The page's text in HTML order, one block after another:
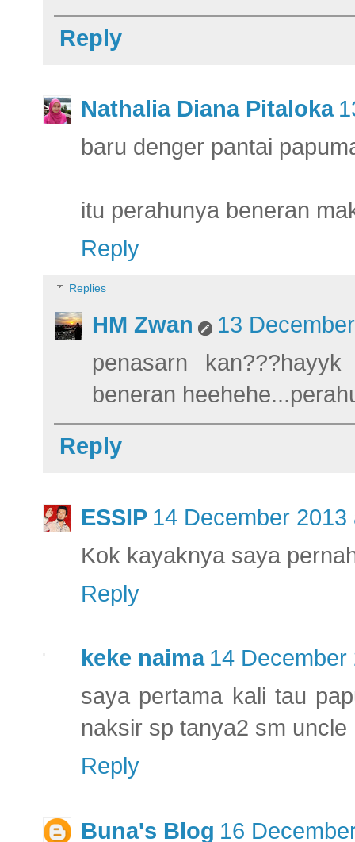
Reply
Nathalia Diana Pitaloka
baru denger pantai
itu perahunya beneran
Reply
Replies
HM Zwan
13
penasarn
beneran
Reply
ESSIP 14 December 2013
Kok kayaknya saya
Reply
keke naima 14
saya pertama kali tau
naksir sp tanya2 sm
Reply
Buna's Blog 16